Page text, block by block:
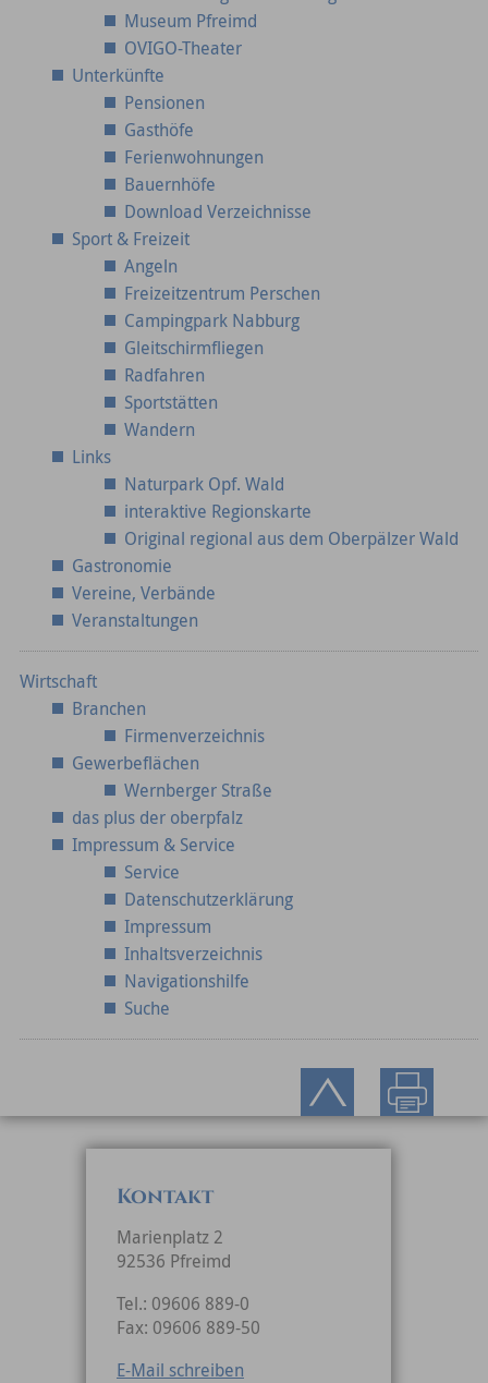
Museum Pfreimd
OVIGO-Theater
Unterkünfte
Pensionen
Gasthöfe
Ferienwohnungen
Bauernhöfe
Download Verzeichnisse
Sport & Freizeit
Angeln
Freizeitzentrum Perschen
Campingpark Nabburg
Gleitschirmfliegen
Radfahren
Sportstätten
Wandern
Links
Naturpark Opf. Wald
interaktive Regionskarte
Original regional aus dem Oberpälzer Wald
Gastronomie
Vereine, Verbände
Veranstaltungen
Wirtschaft
Branchen
Firmenverzeichnis
Gewerbeflächen
Wernberger Straße
das plus der oberpfalz
Impressum & Service
Service
Datenschutzerklärung
Impressum
Inhaltsverzeichnis
Navigationshilfe
Suche
Kontakt
Marienplatz 2
92536 Pfreimd
Tel.: 09606 889-0
Fax: 09606 889-50
E-Mail schreiben